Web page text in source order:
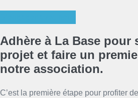
Adhère à La Base pour
projet et faire un
notre association.
C’est la première étape pour profiter